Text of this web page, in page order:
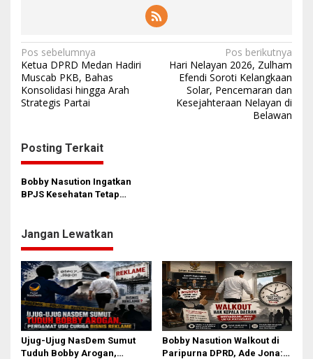
N
a
v
a
s
i
o
s
Pos sebelumnya
Ketua DPRD Medan Hadiri
Muscab PKB, Bahas
Konsolidasi hingga Arah
Strategis Partai
Pos berikutnya
Hari Nelayan 2026, Zulham
Efendi Soroti Kelangkaan
Solar, Pencemaran dan
Kesejahteraan Nelayan di
Belawan
Posting Terkait
Bobby Nasution Ingatkan
BPJS Kesehatan Tetap
Jangan Lewatkan
Ujug-Ujug NasDem Sumut
Tuduh Bobby Arogan,
Bobby Nasution Walkout di
Paripurna DPRD, Ade Jona: